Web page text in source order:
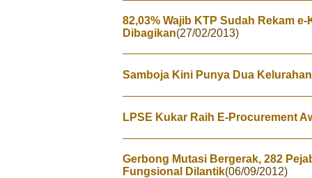
82,03% Wajib KTP Sudah Rekam
Dibagikan(27/02/2013)
Samboja Kini Punya Dua
LPSE Kukar Raih E-Procurement
Gerbong Mutasi Bergerak, 282
Fungsional Dilantik(06/09/2012)